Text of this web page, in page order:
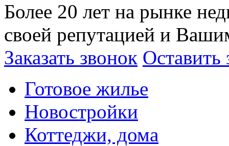
Более 20 лет на рынке
своей репутацией и
Заказать звонок Оставить
Готовое жилье
Новостройки
Коттеджи, дома